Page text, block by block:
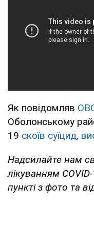
Як повідомляв
Оболонському
19 скоїв суїцид,
Надсилайте нам
лікуванням
пункті з фото та